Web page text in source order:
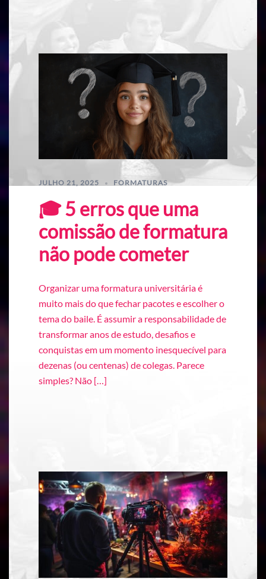
JULHO 21, 2025 FORMATURAS
🎓 5 erros que uma
comissão de formatura
não pode cometer
Organizar uma formatura universitária é
muito mais do que fechar pacotes e escolher o
tema do baile. É assumir a responsabilidade de
transformar anos de estudo, desafios e
conquistas em um momento inesquecível para
dezenas (ou centenas) de colegas. Parece
simples? Não […]